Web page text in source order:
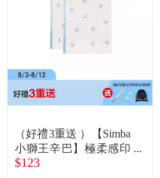
（好禮3重送 ）【Simba
小獅王辛巴】極柔感印
花紗布澡巾 2入好自藍
$123